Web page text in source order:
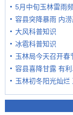
5月中旬玉林雷雨
容县突降暴雨 内
大风科普知识
冰雹科普知识
玉林局今天召开春
容县喜降甘露 有
玉林初冬阳光灿烂